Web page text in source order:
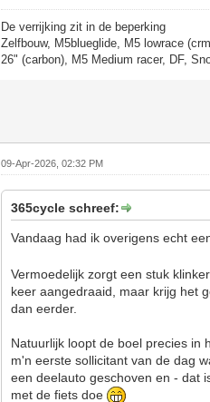
De verrijking zit in de beperking
Zelfbouw, M5blueglide, M5 lowrace
26" (carbon), M5 Medium racer, DF,
09-Apr-2026, 02:32 PM
365cycle schreef:
Vandaag had ik overigens echt
Vermoedelijk zorgt een stuk
keer aangedraaid, maar krijg het
dan eerder.
Natuurlijk loopt de boel precies in
m'n eerste sollicitant van de dag
een deelauto geschoven en - dat
met de fiets doe